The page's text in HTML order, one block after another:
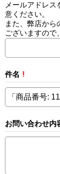
メールアドレス
意ください。
また、弊店か
ございますので
件名 !
お問い合わせ内